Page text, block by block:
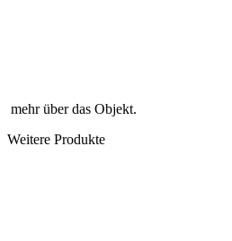
mehr über das Objekt.
Weitere Produkte